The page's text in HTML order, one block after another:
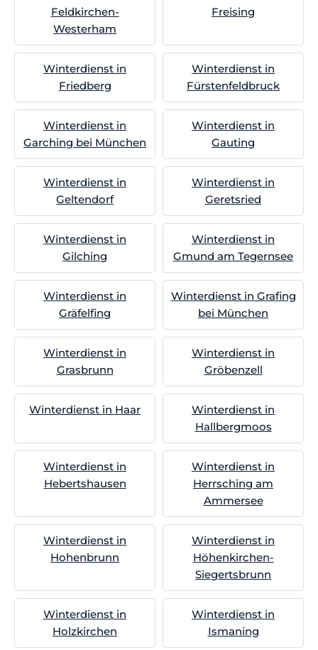
Feldkirchen-
Westerham
Freising
Winterdienst in
Friedberg
Winterdienst in
Fürstenfeldbruck
Winterdienst in
Garching bei München
Winterdienst in
Gauting
Winterdienst in
Geltendorf
Winterdienst in
Geretsried
Winterdienst in
Gilching
Winterdienst in
Gmund am Tegernsee
Winterdienst in
Gräfelfing
Winterdienst in Grafing
bei München
Winterdienst in
Grasbrunn
Winterdienst in
Gröbenzell
Winterdienst in Haar
Winterdienst in
Hallbergmoos
Winterdienst in
Hebertshausen
Winterdienst in
Herrsching am
Ammersee
Winterdienst in
Hohenbrunn
Winterdienst in
Höhenkirchen-
Siegertsbrunn
Winterdienst in
Holzkirchen
Winterdienst in
Ismaning